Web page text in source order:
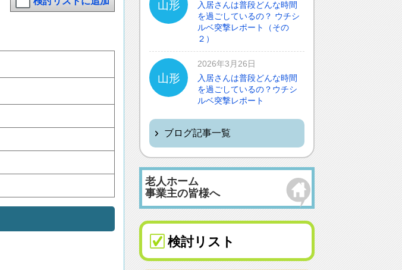
山形
入居さんは普段どんな時間
を過ごしているの？ ウチシ
ルベ突撃レポート（その
２）
山形
2026年3月26日
入居さんは普段どんな時間
を過ごしているの？ウチシ
ルベ突撃レポート
ブログ記事一覧
老人ホーム
事業主の皆様へ
検討リスト